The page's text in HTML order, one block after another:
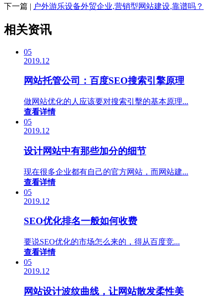
下一篇 | 户外游乐设备外贸企业,营销型网站建设,靠谱吗？
相关资讯
05
2019.12
网站托管公司：百度SEO搜索引擎原理
做网站优化的人应该要对搜索引擊的基本原理...
查看详情
05
2019.12
设计网站中有那些加分的细节
现在很多企业都有自己的官方网站，而网站建...
查看详情
05
2019.12
SEO优化排名一般如何收费
要说SEO优化的市场怎么来的，得从百度竞...
查看详情
05
2019.12
网站设计波纹曲线，让网站散发柔性美